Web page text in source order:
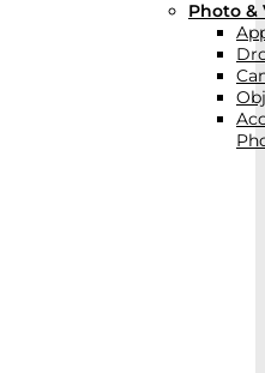
Photo &